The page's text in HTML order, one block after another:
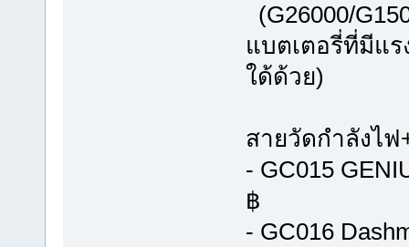
(G26000/
แบตเตอรี่ที่มีแ
ใด้ด้วย)
สายวัดกำลังไฟ
- GC015
฿
- GC016